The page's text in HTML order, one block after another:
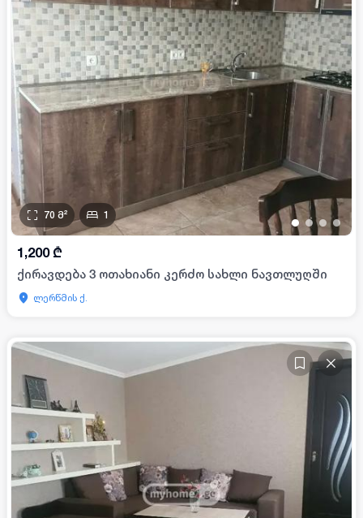
• • • •
70 მ² 1
1,200 ₾
ქირავდება 3 ოთახიანი კერძო სახლი ნავთლუღში
ლერწმის ქ.